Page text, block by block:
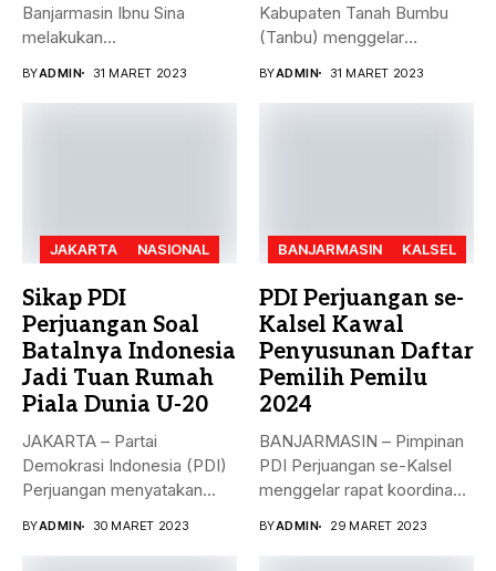
Banjarmasin Ibnu Sina
melakukan
BYADMIN 31 MARET 2023
Kabupaten Tanah Bumbu
(Tanbu) menggelar
BYADMIN 31 MARET 2023
JAKARTA NASIONAL
Sikap PDI
Perjuangan Soal
Batalnya Indonesia
Jadi Tuan Rumah
Piala Dunia U-20
JAKARTA – Partai
Demokrasi Indonesia (PDI)
Perjuangan menyatakan
BYADMIN 30 MARET 2023
BANJARMASIN KALSEL
PDI Perjuangan se-
Kalsel Kawal
Penyusunan Daftar
Pemilih Pemilu
2024
BANJARMASIN – Pimpinan
PDI Perjuangan se-Kalsel
menggelar rapat koordinasi
BYADMIN 29 MARET 2023